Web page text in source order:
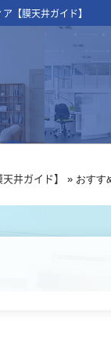
【膜天井ガイド】
井ガイド】 » おすす